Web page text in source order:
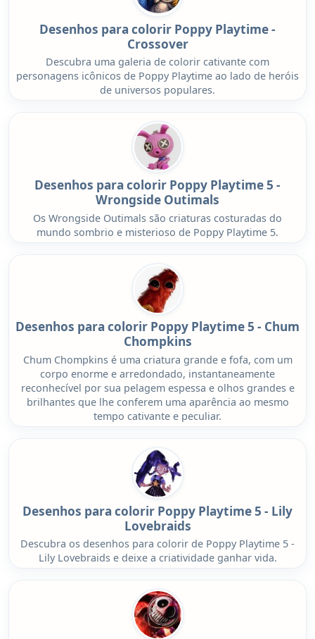
Desenhos para colorir Poppy Playtime -
Crossover
Descubra uma galeria de colorir cativante com
personagens icônicos de Poppy Playtime ao lado de heróis
de universos populares.
Desenhos para colorir Poppy Playtime 5 -
Wrongside Outimals
Os Wrongside Outimals são criaturas costuradas do
mundo sombrio e misterioso de Poppy Playtime 5.
Desenhos para colorir Poppy Playtime 5 - Chum
Chompkins
Chum Chompkins é uma criatura grande e fofa, com um
corpo enorme e arredondado, instantaneamente
reconhecível por sua pelagem espessa e olhos grandes e
brilhantes que lhe conferem uma aparência ao mesmo
tempo cativante e peculiar.
Desenhos para colorir Poppy Playtime 5 - Lily
Lovebraids
Descubra os desenhos para colorir de Poppy Playtime 5 -
Lily Lovebraids e deixe a criatividade ganhar vida.